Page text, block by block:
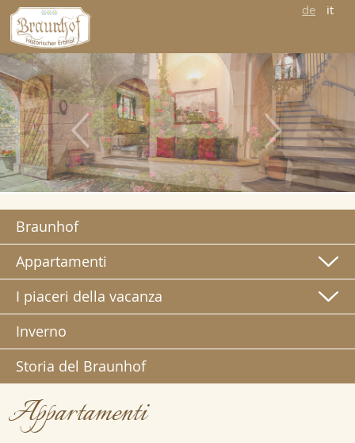
de it
Braunhof
Appartamenti
I piaceri della vacanza
Inverno
Storia del Braunhof
Appartamenti